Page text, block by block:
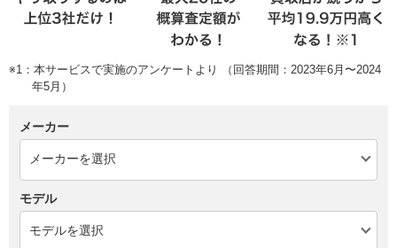
※1：本サービスで実施のアンケートより （回答期間：2023年6月〜2024
年5月）
メーカー
モデル